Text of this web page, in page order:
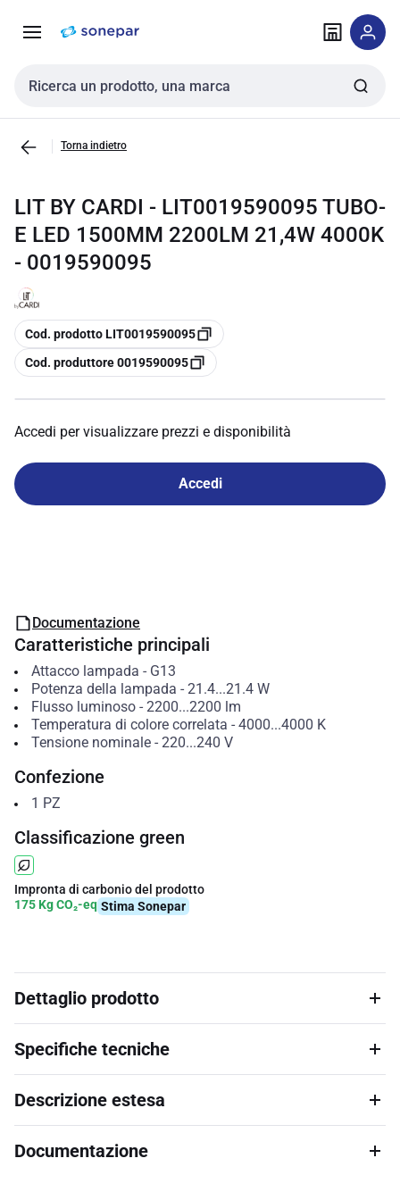
navigazione alla
Cerca input
Torna indietro
LIT BY CARDI - LIT0019590095 TUBO-
E LED 1500MM 2200LM 21,4W 4000K
- 0019590095
copia
Cod. prodotto LIT0019590095
copia
Cod. produttore 0019590095
Accedi per visualizzare prezzi e disponibilità
Accedi
Documentazione
Caratteristiche principali
Attacco lampada - G13
Potenza della lampada - 21.4...21.4 W
Flusso luminoso- 2200...2200 lm
Temperatura di colore correlata - 4000...4000 K
Tensione nominale- 220...240 V
Confezione
1 PZ
Classificazione green
Impronta di carbonio del prodotto
175 Kg CO₂-eq Stima Sonepar
Dettaglio prodotto
Specifiche tecniche
Descrizione estesa
Documentazione